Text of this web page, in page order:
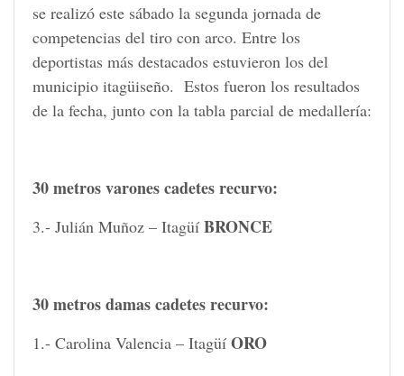
se realizó este sábado la segunda jornada de
competencias del tiro con arco. Entre los
deportistas más destacados estuvieron los del
municipio itagüiseño. Estos fueron los resultados
de la fecha, junto con la tabla parcial de medallería:
30 metros varones cadetes recurvo:
3.- Julián Muñoz – Itagüí BRONCE
30 metros damas cadetes recurvo:
1.- Carolina Valencia – Itagüí ORO